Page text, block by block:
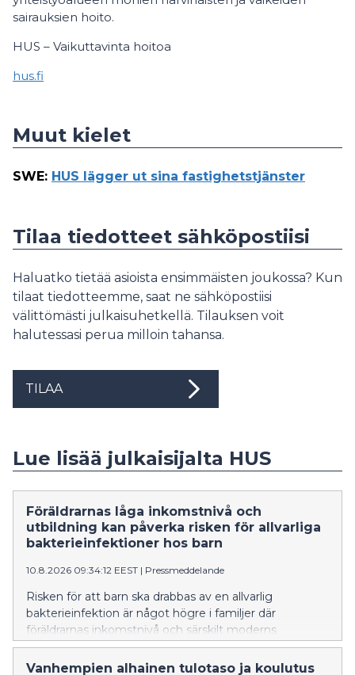
sairauksien hoito.
HUS – Vaikuttavinta hoitoa
hus.fi
Muut kielet
SWE: HUS lägger ut sina fastighetstjänster
Tilaa tiedotteet sähköpostiisi
Haluatko tietää asioista ensimmäisten joukossa? Kun
tilaat tiedotteemme, saat ne sähköpostiisi
välittömästi julkaisuhetkellä. Tilauksen voit
halutessasi perua milloin tahansa.
TILAA
Lue lisää julkaisijalta HUS
Föräldrarnas låga inkomstnivå och
utbildning kan påverka risken för allvarliga
bakterieinfektioner hos barn
10.8.2026 09:34:12 EEST | Pressmeddelande
Risken för att barn ska drabbas av en allvarlig
bakterieinfektion är något högre i familjer där
föräldrarnas inkomstnivå och särskilt moderns
utbildningsnivå är lägre. Resultatet bygger på den
första finländska registerstudien som omfattar hela
Vanhempien alhainen tulotaso ja koulutus